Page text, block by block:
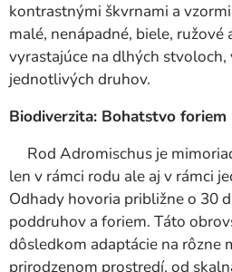
kontrastnými škvrnami a
malé, nenápadné, biele, ružové
vyrastajúce na dlhých stvoloch,
jednotlivých druhov.
Biodiverzita: Bohatstvo foriem
Rod Adromischus je
len v rámci rodu ale aj v rámci
Odhady hovoria približne o 30
poddruhov a foriem. Táto
dôsledkom adaptácie na rôzne
prirodzenom prostredí, od